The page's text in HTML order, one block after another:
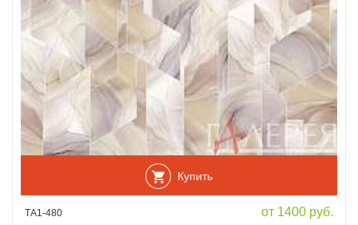
Купить
ТА1-480 от 1400 руб.